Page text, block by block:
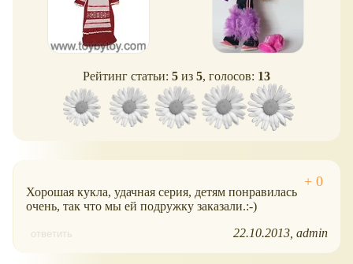
Рейтинг статьи: 5 из 5, голосов: 13
Хорошая кукла, удачная серия, детям понравилась
очень, так что мы ей подружку заказали.:-)
ответить 22.10.2013 admin